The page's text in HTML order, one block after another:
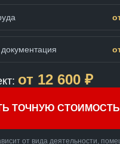
от 12 600 ₽
ТОЧНУЮ СТОИМОСТЬ
от вида деятельности,